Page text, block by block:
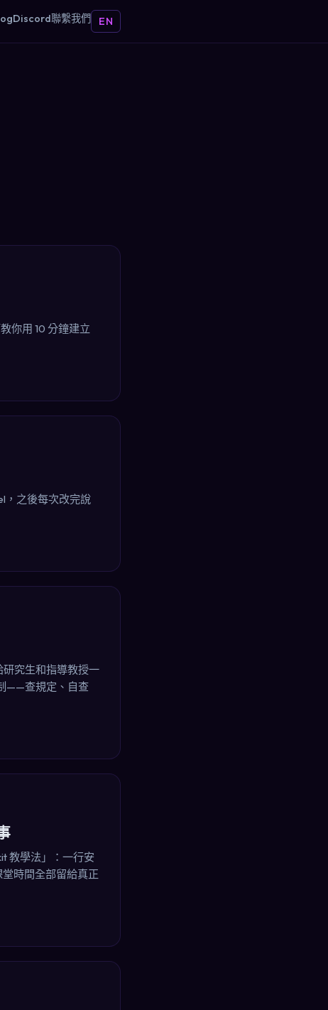
Discord聯繫我們 EN
你用 10 分鐘建立
，之後每次改完說
研究生和指導教授一
——查規定、自查
教學法」：一行安
時間全部留給真正